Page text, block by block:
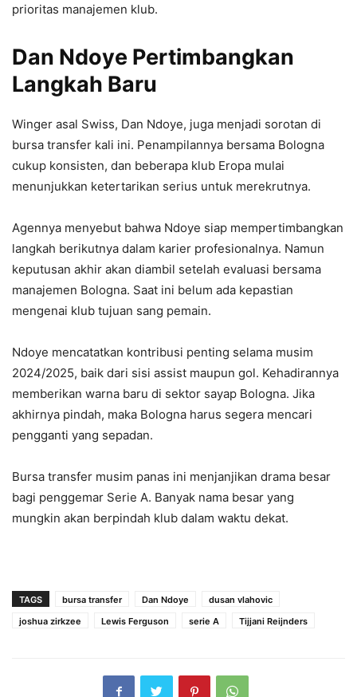
prioritas manajemen klub.
Dan Ndoye Pertimbangkan
Langkah Baru
Winger asal Swiss, Dan Ndoye, juga menjadi sorotan di
bursa transfer kali ini. Penampilannya bersama Bologna
cukup konsisten, dan beberapa klub Eropa mulai
menunjukkan ketertarikan serius untuk merekrutnya.
Agennya menyebut bahwa Ndoye siap mempertimbangkan
langkah berikutnya dalam karier profesionalnya. Namun
keputusan akhir akan diambil setelah evaluasi bersama
manajemen Bologna. Saat ini belum ada kepastian
mengenai klub tujuan sang pemain.
Ndoye mencatatkan kontribusi penting selama musim
2024/2025, baik dari sisi assist maupun gol. Kehadirannya
memberikan warna baru di sektor sayap Bologna. Jika
akhirnya pindah, maka Bologna harus segera mencari
pengganti yang sepadan.
Bursa transfer musim panas ini menjanjikan drama besar
bagi penggemar Serie A. Banyak nama besar yang
mungkin akan berpindah klub dalam waktu dekat.
TAGS bursa transfer Dan Ndoye
dusan vlahovic
joshua zirkzee
Lewis Ferguson serie A Tijjani Reijnders